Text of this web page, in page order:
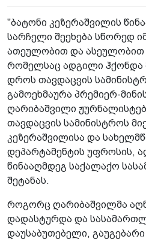
"ბატონი კეზერაშვილის
სარჩელი შეეხება სწორედ
ათეულობით და
რომელსაც ადგილი ჰქონდა
დროს თავდაცვის
გამოეხმაურა პრემიერ-
ღარიბაშვილი
თავდაცვის სამინისტროს
კეზერაშვილისა და
დეპარტამენტის უფროსის,
წინააღმდეგ საქალაქო
შეტანას.
როგორც ღარიბაშვილმა
დადასტურდა და
დაუსაბუთებელი,